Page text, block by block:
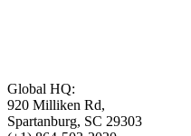
Global HQ:
920 Milliken Rd,
Spartanburg, SC 29303